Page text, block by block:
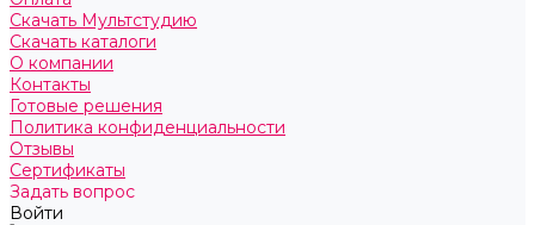
Скачать Мультстудию
Скачать каталоги
О компании
Контакты
Готовые решения
Политика конфиденциальности
Отзывы
Сертификаты
Задать вопрос
Войти